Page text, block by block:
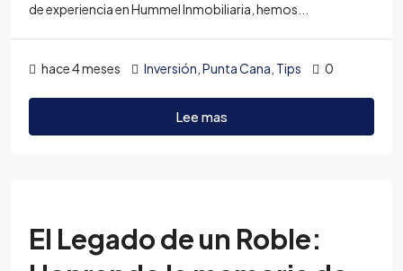
de experiencia en Hummel Inmobiliaria, hemos...
hace 4 meses Inversión Punta Cana Tips 0
Lee mas
El Legado de un Roble: